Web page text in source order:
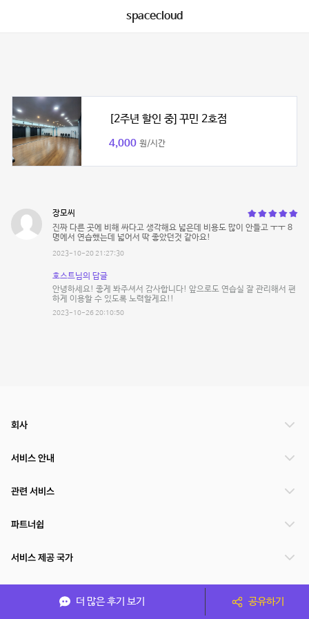
spacecloud
[2주년 할인 중] 꾸민 2호점
4,000 원/시간
장모씨
진짜 다른 곳에 비해 싸다고 생각해요 넓은데 비용도 많이 안들고 ㅜㅜ 8
명에서 연습했는데 넓어서 딱 좋았던것 같아요!
2023-10-20 21:27:30
호스트님의 답글
안녕하세요! 좋게 봐주셔서 감사합니다! 앞으로도 연습실 잘 관리해서 편
하게 이용할 수 있도록 노력할게요!!
2023-10-26 20:10:50
더 많은 후기 보기 공유하기
회사
서비스 안내
관련 서비스
파트너쉽
서비스 제공 국가
(주)NSPACE 사업자정보